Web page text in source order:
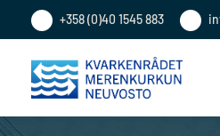
+358 (0)40 1545 883